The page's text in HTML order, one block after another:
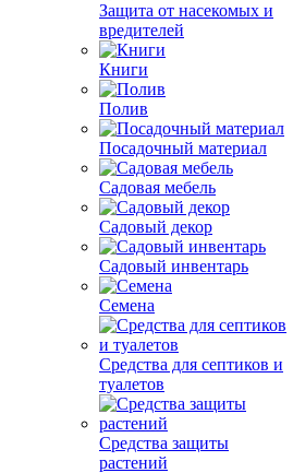
Защита от насекомых и
вредителей
Книги
Полив
Посадочный материал
Садовая мебель
Садовый декор
Садовый инвентарь
Семена
Средства для септиков и
туалетов
Средства защиты
растений